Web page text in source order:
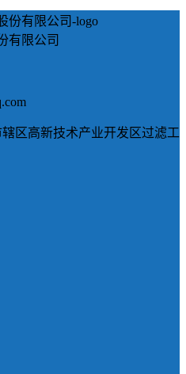
有限公司
区高新技术产业开发区过滤工